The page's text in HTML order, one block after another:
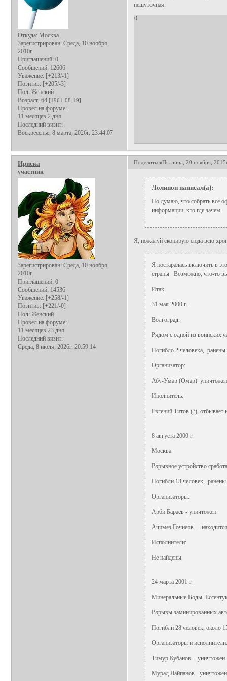
Откуда: Москва
Зарегистрирован: Среда, 10 ноября,
2010г.
Приглашений: 0
Сообщений: 12606
Уважение: [+213/-1]
Позитив: [+205/-3]
Пол: Женский
Возраст: 64 [1961-08-19]
Провел на форуме:
11 месяцев 2 дня
Последний визит:
Воскресенье, 8 марта, 2026г. 23:44:07
нешуточная.
0
ПоделитьсяПятница, 20 ноября,
Ириска
участник
Зарегистрирован: Среда, 10 ноября,
2010г.
Приглашений: 0
Сообщений: 14536
Уважение: [+258/-1]
Позитив: [+221/-0]
Пол: Женский
Провел на форуме:
11 месяцев 23 дня
Последний визит:
Среда, 8 июля, 2026г. 20:59:14
Лолипоп написал(а):
Но думаю, что собрать все
информации, кто где зачем.
Я, пожалуй скопирую сюда всю
Я постаралась включить в
страны. Возможно, что-то
Итак.
31 мая 2000 г.
Волгоград.
Рядом с одной из воинских
Погибло 2 человека, ранены
Организатор:
Абу-Умар (Омар) уничтожен
Иполнитель:
Евгений Титов (?) отбывает
8 августа 2000 г.
Москва.
Взрывное устройство
Погибли 13 человек, ранены
Организаторы:
Арби Бараев - уничтожен
Ачимез Гочиеяв -
Исполнители:
Не найдены.
24 марта 2001 г.
Минеральные Воды,
Взрывы заминированных
Погибли 28 человек, около
Организаторы и
Тимур Кубанов - уничтожен
Мурад Лайпанов - уничтожен